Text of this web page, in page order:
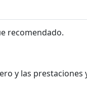
recomendado.
y las